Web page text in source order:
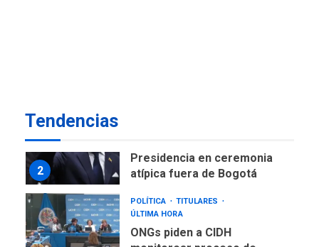
Tendencias
3
POLÍTICA
TITULARES
ÚLTIMA HORA
ONGs piden a CIDH
monitorear proceso de
diálogo en Venezuela